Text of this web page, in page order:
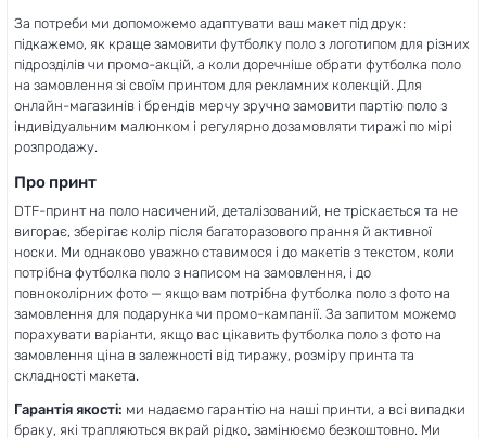
За потреби ми допоможемо адаптувати ваш макет під друк:
підкажемо, як краще замовити футболку поло з логотипом для різних
підрозділів чи промо-акцій, а коли доречніше обрати футболка поло
на замовлення зі своїм принтом для рекламних колекцій. Для
онлайн-магазинів і брендів мерчу зручно замовити партію поло з
індивідуальним малюнком і регулярно дозамовляти тиражі по мірі
розпродажу.
Про принт
DTF-принт на поло насичений, деталізований, не тріскається та не
вигорає, зберігає колір після багаторазового прання й активної
носки. Ми однаково уважно ставимося і до макетів з текстом, коли
потрібна футболка поло з написом на замовлення, і до
повноколірних фото — якщо вам потрібна футболка поло з фото на
замовлення для подарунка чи промо-кампанії. За запитом можемо
порахувати варіанти, якщо вас цікавить футболка поло з фото на
замовлення ціна в залежності від тиражу, розміру принта та
складності макета.
Гарантія якості: ми надаємо гарантію на наші принти, а всі випадки
браку, які трапляються вкрай рідко, замінюємо безкоштовно. Ми